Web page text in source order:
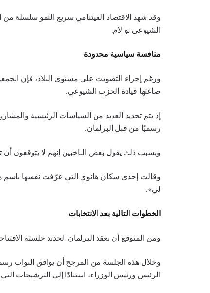
وقد شهد الاقتصاد الفيتنامي سريع النمو سلسلة من
الشيوعي تو لام.
منافسة سياسية محدودة
ورغم إجراء التصويت على مستوى البلاد، فإن
صاغتها قيادة الحزب الشيوعي.
إذ يتم تحديد العديد من السياسات الرئيسية
رسميًا من قبل البرلمان.
وبسبب ذلك يقول بعض الناخبين إنهم لا يتوقعون أن
وقالت إحدى سكان هانوي التي عرّفت نفسها باسم
لي».
الخطوات التالية بعد الانتخابات
ومن المتوقع أن يعقد البرلمان الجديد جلسته
وخلال هذه الجلسة من المرجح أن يوافق النواب
الرئيس ورئيس الوزراء، استنادًا إلى الترشيحات